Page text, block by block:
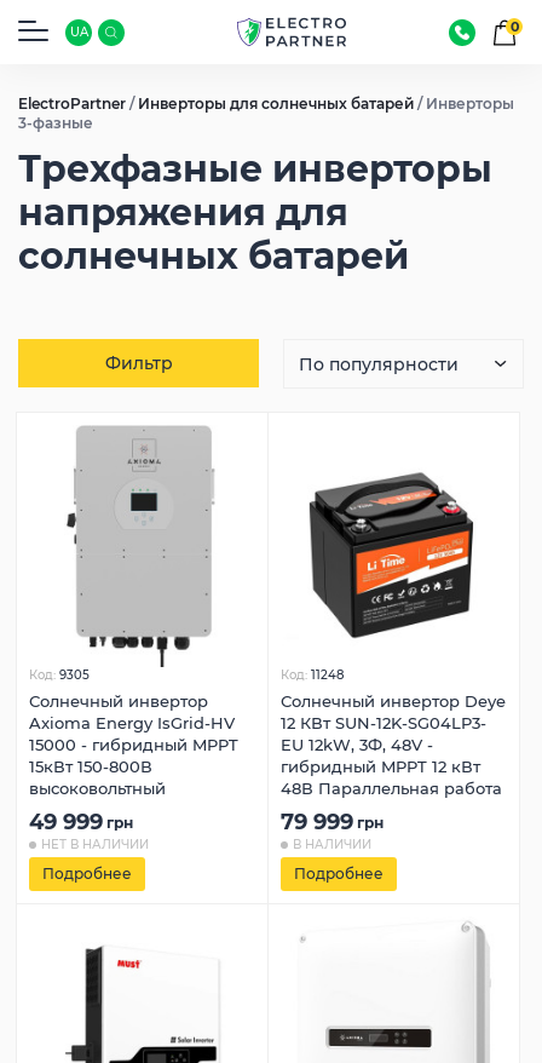
UA 0
ElectroPartner / Инверторы для солнечных батарей / Инверторы
3-фазные
Трехфазные инверторы
напряжения для
солнечных батарей
Фильтр
Код: 9305
Солнечный инвертор
Axioma Energy IsGrid-HV
15000 - гибридный MPPT
15кВт 150-800В
высоковольтный
49 999 грн
НЕТ В НАЛИЧИИ
Подробнее
Код: 11248
Солнечный инвертор Deye
12 КВт SUN-12K-SG04LP3-
EU 12kW, 3Ф, 48V -
гибридный MPPT 12 кВт
48В Параллельная работа
79 999 грн
В НАЛИЧИИ
Подробнее